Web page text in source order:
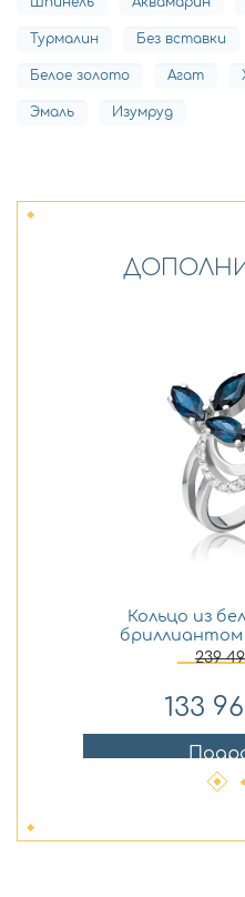
Турмалин Без вставки
Белое золото Агат
Эмаль Изумруд
Кольцо из
Платина 01-
239
133